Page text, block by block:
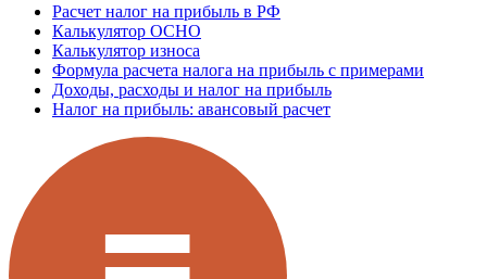
Расчет налог на прибыль в РФ
Калькулятор ОСНО
Калькулятор износа
Формула расчета налога на прибыль с примерами
Доходы, расходы и налог на прибыль
Налог на прибыль: авансовый расчет